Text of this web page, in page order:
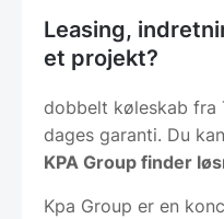
Leasing,
et projekt?
dobbelt køleskab fra
dages garanti. Du
KPA Group finder
Kpa Group er en